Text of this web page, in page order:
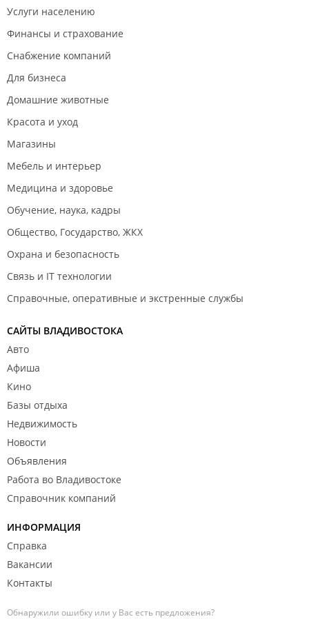
Услуги населению
Финансы и страхование
Снабжение компаний
Для бизнеса
Домашние животные
Красота и уход
Магазины
Мебель и интерьер
Медицина и здоровье
Обучение, наука, кадры
Общество, Государство, ЖКХ
Охрана и безопасность
Связь и IT технологии
Справочные, оперативные и экстренные службы
САЙТЫ ВЛАДИВОСТОКА
Авто
Афиша
Кино
Базы отдыха
Недвижимость
Новости
Объявления
Работа во Владивостоке
Справочник компаний
ИНФОРМАЦИЯ
Справка
Вакансии
Контакты
Обнаружили ошибку или у Вас есть предложения?